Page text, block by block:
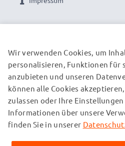
✔Zertifizierte Sicherheit
Überspannungsschutz,
Abschaltautomatik
✔Lange Akku Lebensdauer:
schnell und schonend für eine
★ 3 Jahre Garantie auf
UNSERE VERSANDPARTNER
© subtel.de 2026
Alle Preise verstehen sich
zuzüglich Versandkosten. Bitte
Inhaber sind und ausschließlich
Wir verwenden Cookies, um
personalisieren, Funktionen für
anzubieten und unseren
können alle Cookies
zulassen oder Ihre
Informationen über unsere
finden Sie in unserer